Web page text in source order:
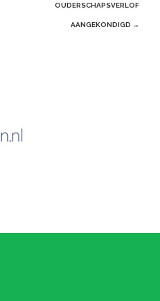
OUDERSCHAPSVERLOF
AANGEKONDIGD →